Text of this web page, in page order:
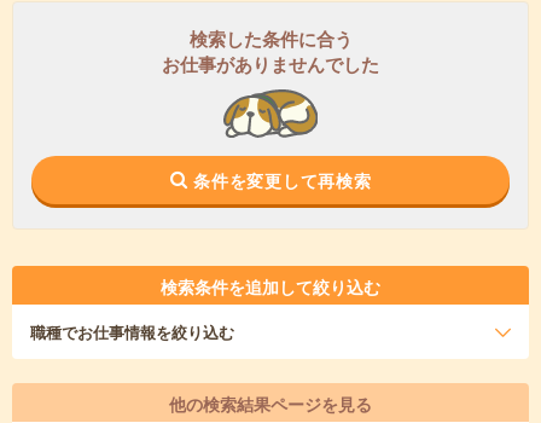
検索した条件に合う
お仕事がありませんでした
条件を変更して再検索
検索条件を追加して絞り込む
職種でお仕事情報を絞り込む
他の検索結果ページを見る